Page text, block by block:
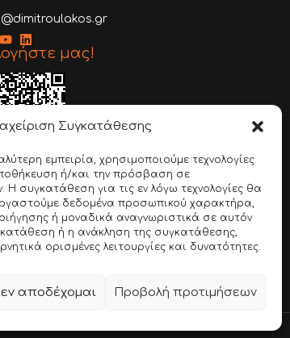
Συγκατάθεσης
εμπειρία, χρησιμοποιούμε τεχνολογίες
ή/και την πρόσβαση σε
συγκατάθεση για τις εν λόγω τεχνολογίες θα
δεδομένα προσωπικού χαρακτήρα,
ή μοναδικά αναγνωριστικά σε αυτόν
ή η ανάκληση της συγκατάθεσης,
ορισμένες λειτουργίες και δυνατότητες.
αποδέχομαι Προβολή προτιμήσεων
μας!